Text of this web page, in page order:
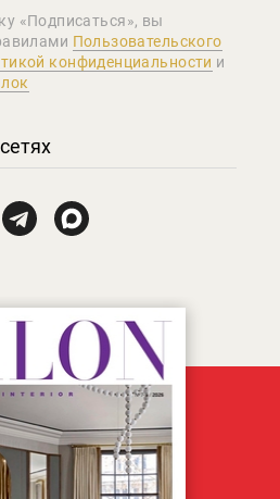
«Подписаться», вы
Пользовательского
конфиденциальности и